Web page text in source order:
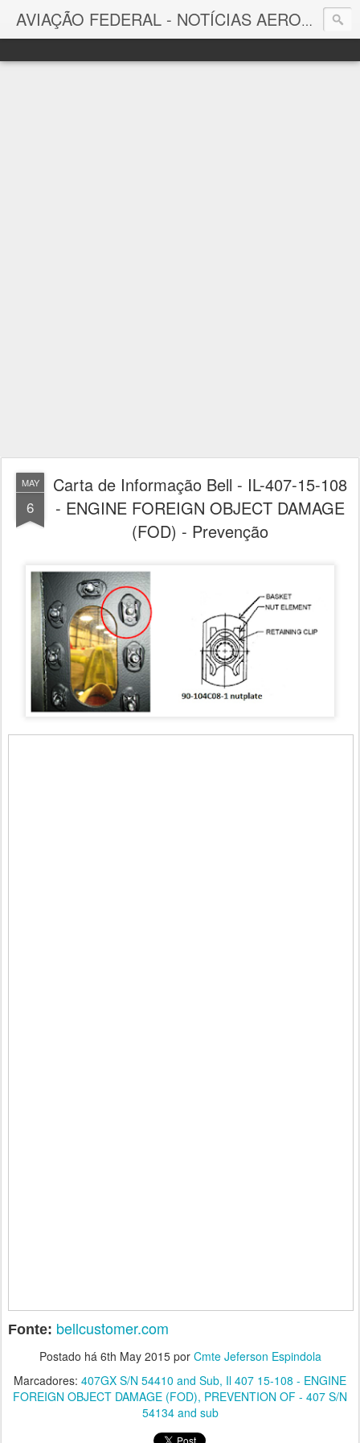
AVIAÇÃO FEDERAL - NOTÍCIAS AERONÁUTICAS & TECNOLOGIAS
Aviação Federal
MAY
6
Carta de Informação Bell - IL-407-15-108
- ENGINE FOREIGN OBJECT DAMAGE
(FOD) - Prevenção
Fonte: bellcustomer.com
Postado há 6th May 2015por Cmte Jeferson Espindola
Marcadores: 407GX S/N 54410 and Sub Il 407 15-108 - ENGINE
FOREIGN OBJECT DAMAGE (FOD) PREVENTION OF - 407 S/N
54134 and sub